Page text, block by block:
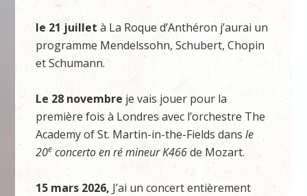
le 21 juilletà La Roque d’Anthéron j’aurai un
programme Mendelssohn, Schubert, Chopin
et Schumann.
Le 28 novembre je vais jouer pour la
première fois à Londres avec l’orchestre The
Academy of St. Martin-in-the-Fields dansle
20e concerto en ré mineur K466de Mozart.
15 mars 2026, J’ai un concert entièrement